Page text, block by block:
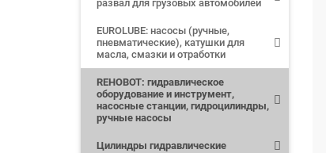
развал для грузовых автомобилей
EUROLUBE: насосы (ручные,
пневматические), катушки для
масла, смазки и отработки
REHOBOT: гидравлическое
оборудование и инструмент,
насосные станции, гидроцилиндры,
ручные насосы
Цилиндры гидравлические